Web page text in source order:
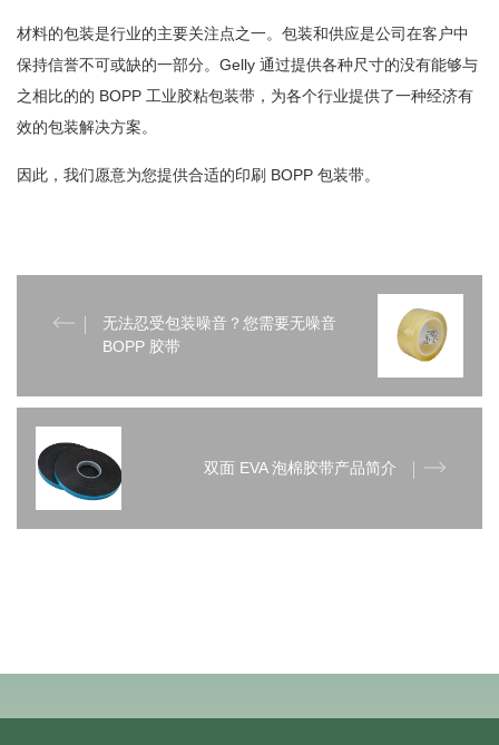
材料的包装是行业的主要关注点之一。包装和供应是公司在客户中
保持信誉不可或缺的一部分。Gelly 通过提供各种尺寸的没有能够与
之相比的的 BOPP 工业胶粘包装带，为各个行业提供了一种经济有
效的包装解决方案。
因此，我们愿意为您提供合适的印刷 BOPP 包装带。
无法忍受包装噪音？您需要无噪音
BOPP 胶带
双面 EVA 泡棉胶带产品简介